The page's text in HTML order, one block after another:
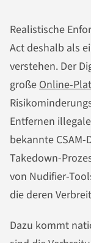
Realistische
Act deshalb als
verstehen. Der
großeOnline-
Entfernen
bekannte
Takedown-
von Nudifier-
die deren
Dazu kommt